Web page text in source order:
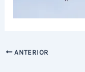
ANTERIOR